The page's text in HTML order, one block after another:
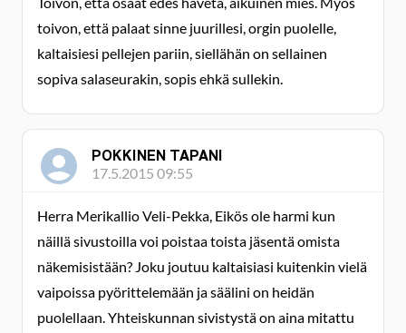
toivon, että palaat sinne juurillesi, orgin puolelle,
kaltaisiesi pellejen pariin, siellähän on sellainen
sopiva salaseurakin, sopis ehkä sullekin.
POKKINEN TAPANI
17.5.2015 09:55
Herra Merikallio Veli-Pekka, Eikös ole harmi kun
näillä sivustoilla voi poistaa toista jäsentä omista
näkemisistään? Joku joutuu kaltaisiasi kuitenkin vielä
vaipoissa pyörittelemään ja säälini on heidän
puolellaan. Yhteiskunnan sivistystä on aina mitattu